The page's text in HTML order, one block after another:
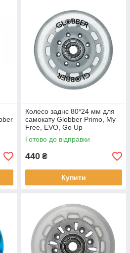
Колесо заднє 80*24 мм для
самокату Globber Primo, My
Free, EVO, Go Up
Готово до відправки
440 ₴
Купити